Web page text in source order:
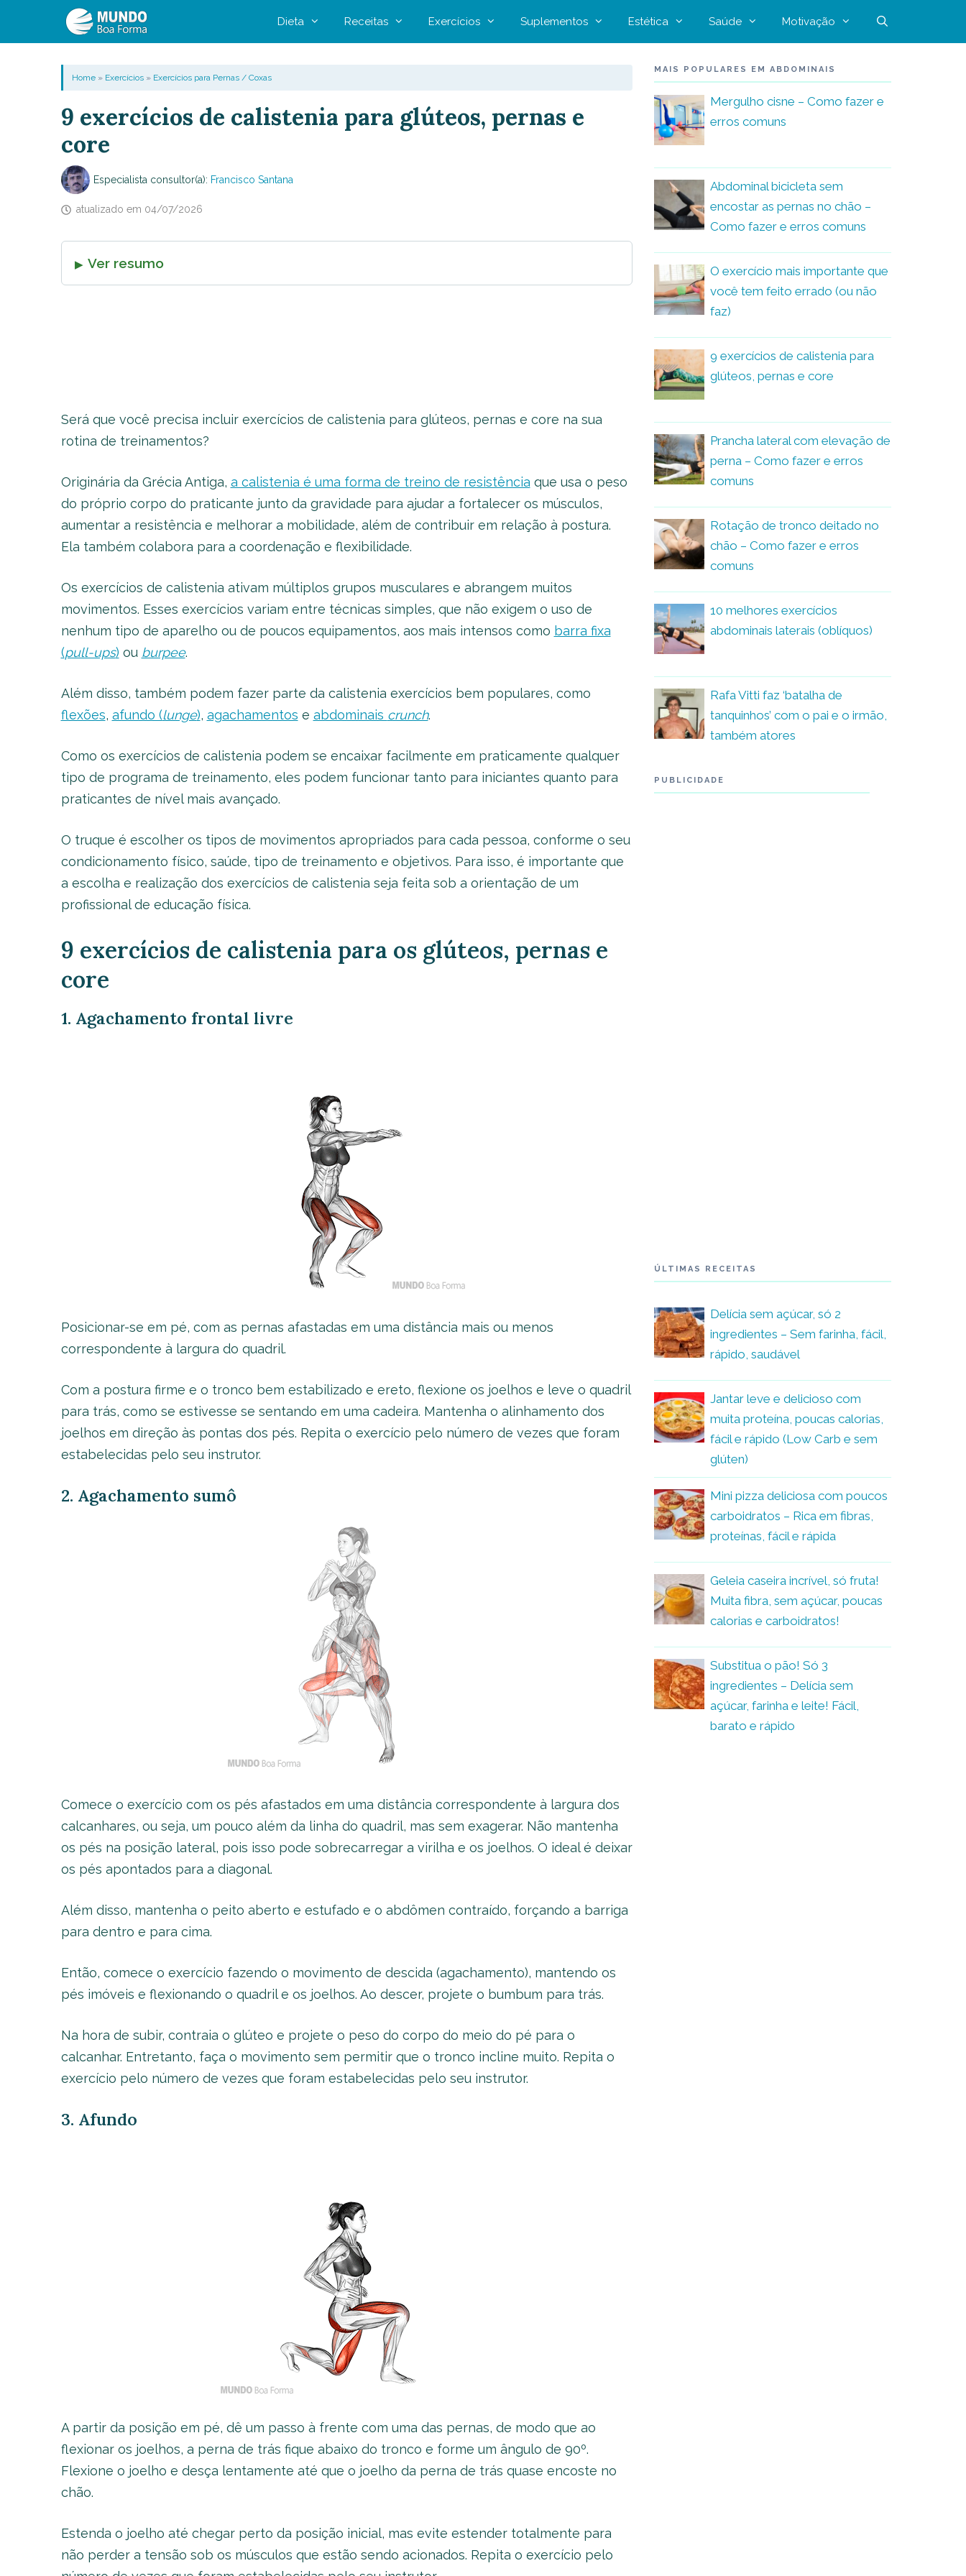
Dieta Receitas Exercícios Suplementos Estética Saúde Motivação
Home» Exercícios» Exercícios para Pernas / Coxas
9 exercícios de calistenia para glúteos, pernas e
core
Especialista consultor(a): Francisco Santana
atualizado em 04/07/2026
Ver resumo
Será que você precisa incluir exercícios de calistenia para glúteos, pernas e core na sua
rotina de treinamentos?
Originária da Grécia Antiga, a calistenia é uma forma de treino de resistência que usa o peso
do próprio corpo do praticante junto da gravidade para ajudar a fortalecer os músculos,
aumentar a resistência e melhorar a mobilidade, além de contribuir em relação à postura.
Ela também colabora para a coordenação e flexibilidade.
Os exercícios de calistenia ativam múltiplos grupos musculares e abrangem muitos
movimentos. Esses exercícios variam entre técnicas simples, que não exigem o uso de
nenhum tipo de aparelho ou de poucos equipamentos, aos mais intensos como barra fixa
(pull-ups) ou burpee.
Além disso, também podem fazer parte da calistenia exercícios bem populares, como
flexões, afundo (lunge), agachamentos e abdominais crunch.
Como os exercícios de calistenia podem se encaixar facilmente em praticamente qualquer
tipo de programa de treinamento, eles podem funcionar tanto para iniciantes quanto para
praticantes de nível mais avançado.
O truque é escolher os tipos de movimentos apropriados para cada pessoa, conforme o seu
condicionamento físico, saúde, tipo de treinamento e objetivos. Para isso, é importante que
a escolha e realização dos exercícios de calistenia seja feita sob a orientação de um
profissional de educação física.
9 exercícios de calistenia para os glúteos, pernas e
core
1. Agachamento frontal livre
Posicionar-se em pé, com as pernas afastadas em uma distância mais ou menos
correspondente à largura do quadril.
Com a postura firme e o tronco bem estabilizado e ereto, flexione os joelhos e leve o quadril
para trás, como se estivesse se sentando em uma cadeira. Mantenha o alinhamento dos
joelhos em direção às pontas dos pés. Repita o exercício pelo número de vezes que foram
estabelecidas pelo seu instrutor.
2. Agachamento sumô
Comece o exercício com os pés afastados em uma distância correspondente à largura dos
calcanhares, ou seja, um pouco além da linha do quadril, mas sem exagerar. Não mantenha
os pés na posição lateral, pois isso pode sobrecarregar a virilha e os joelhos. O ideal é deixar
os pés apontados para a diagonal.
Além disso, mantenha o peito aberto e estufado e o abdômen contraído, forçando a barriga
para dentro e para cima.
Então, comece o exercício fazendo o movimento de descida (agachamento), mantendo os
pés imóveis e flexionando o quadril e os joelhos. Ao descer, projete o bumbum para trás.
Na hora de subir, contraia o glúteo e projete o peso do corpo do meio do pé para o
calcanhar. Entretanto, faça o movimento sem permitir que o tronco incline muito. Repita o
exercício pelo número de vezes que foram estabelecidas pelo seu instrutor.
3. Afundo
A partir da posição em pé, dê um passo à frente com uma das pernas, de modo que ao
flexionar os joelhos, a perna de trás fique abaixo do tronco e forme um ângulo de 90º.
Flexione o joelho e desça lentamente até que o joelho da perna de trás quase encoste no
chão.
Estenda o joelho até chegar perto da posição inicial, mas evite estender totalmente para
não perder a tensão sob os músculos que estão sendo acionados. Repita o exercício pelo
MAIS POPULARES EM ABDOMINAIS
Mergulho cisne – Como fazer e
erros comuns
Abdominal bicicleta sem
encostar as pernas no chão –
Como fazer e erros comuns
O exercício mais importante que
você tem feito errado (ou não
faz)
9 exercícios de calistenia para
glúteos, pernas e core
Prancha lateral com elevação de
perna – Como fazer e erros
comuns
Rotação de tronco deitado no
chão – Como fazer e erros
comuns
10 melhores exercícios
abdominais laterais (oblíquos)
Rafa Vitti faz ‘batalha de
tanquinhos’ com o pai e o irmão,
também atores
PUBLICIDADE
ÚLTIMAS RECEITAS
Delícia sem açúcar, só 2
ingredientes – Sem farinha, fácil,
rápido, saudável
Jantar leve e delicioso com
muita proteína, poucas calorias,
fácil e rápido (Low Carb e sem
glúten)
Mini pizza deliciosa com poucos
carboidratos – Rica em fibras,
proteínas, fácil e rápida
Geleia caseira incrível, só fruta!
Muita fibra, sem açúcar, poucas
calorias e carboidratos!
Substitua o pão! Só 3
ingredientes – Delícia sem
açúcar, farinha e leite! Fácil,
barato e rápido